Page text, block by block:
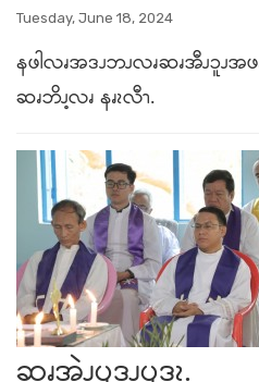
Tuesday, June 18, 2024
နဖါလၧအဒၪဘၪလၧဆၧအီၪၥူၪအဖ
ဆၧဘိၪ့လၧ နၧၩလီၫ.